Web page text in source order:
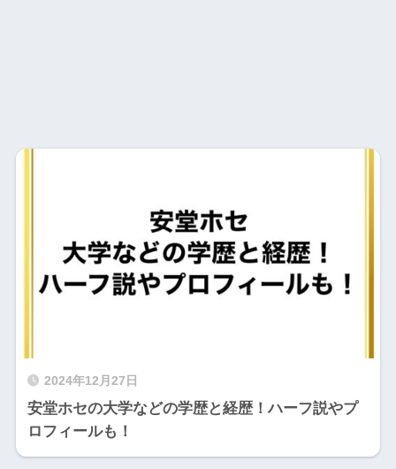
2024年12月27日
安堂ホセの大学などの学歴と経歴！ハーフ説やプ
ロフィールも！